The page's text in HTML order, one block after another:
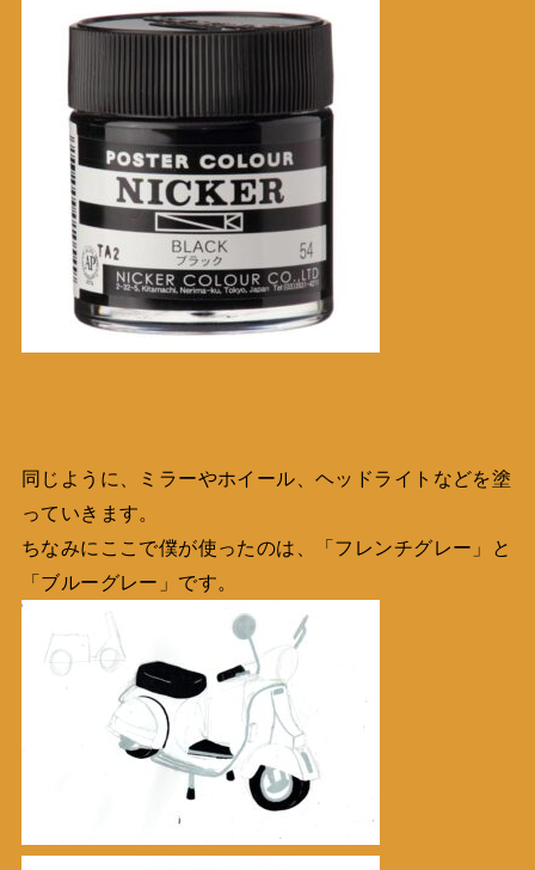
同じように、ミラーやホイール、ヘッドライトなどを塗
っていきます。
ちなみにここで僕が使ったのは、「フレンチグレー」と
「ブルーグレー」です。